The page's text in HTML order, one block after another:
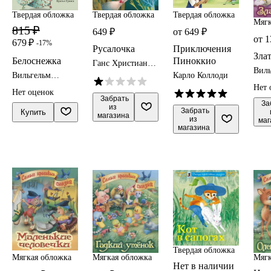
Твердая обложка
815 ₽
679 ₽ -17%
Белоснежка
Вильгельм
Гримм
Нет оценок
Купить
Твердая обложка
649 ₽
Русалочка
Ганс Христиан
Забрать
из
магазина
Твердая обложка
от 649 ₽
Приключения
Пиноккио
Карло Коллоди
Забрать
из
магазина
от
Нет
Мягкая обложка Мягкая обложка
Твердая обложка
Нет в наличии